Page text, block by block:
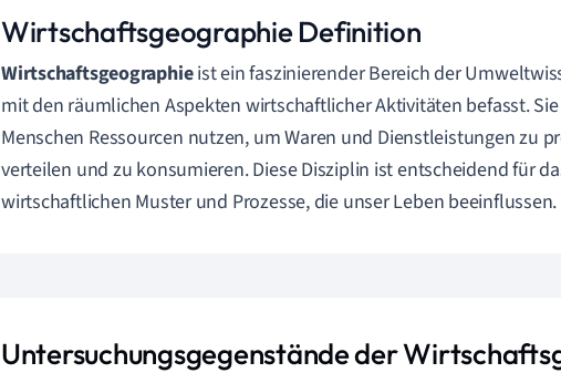
Wirtschaftsgeographie Definition
Wirtschaftsgeographieist ein faszinierender Bereich der
mit den räumlichen Aspekten wirtschaftlicher Aktivitäten befasst.
Menschen Ressourcen nutzen, um Waren und Dienstleistungen zu
verteilen und zu konsumieren. Diese Disziplin ist entscheidend für
wirtschaftlichen Muster und Prozesse, die unser Leben beeinflussen.
Untersuchungsgegenstände der